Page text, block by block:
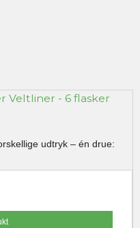
Veltliner - 6 flasker
udtryk – én drue: